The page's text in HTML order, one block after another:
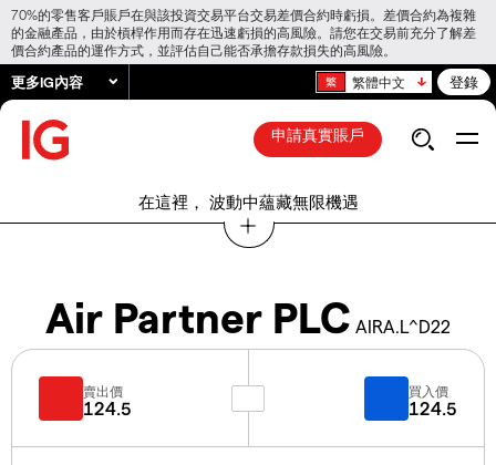
70%的零售客戶賬戶在與該投資交易平台交易差價合約時虧損。差價合約為複雜
的金融產品，由於槓桿作用而存在迅速虧損的高風險。請您在交易前充分了解差
價合約產品的運作方式，並評估自己能否承擔存款損失的高風險。
更多IG內容 繁體中文 登錄
申請真實賬戶
在這裡， 波動中蘊藏無限機遇
Air Partner PLC AIRA.L^D22
賣出價
124.5
買入價
124.5